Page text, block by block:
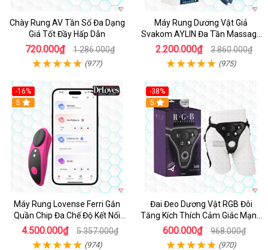
Chày Rung AV Tần Số Đa Dạng
Giá Tốt Đầy Hấp Dẫn
720.000₫ 1.286.000₫
(977)
Máy Rung Dương Vật Giả
Svakom AYLIN Đa Tần Massage
Sướng
2.200.000₫ 3.860.000₫
(975)
-16%
Hot
5
Máy Rung Lovense Ferri Gắn
Quần Chip Đa Chế Độ Kết Nối
App
4.500.000₫ 5.357.000₫
(974)
-38%
Hot
5
Đai Đeo Dương Vật RGB Đôi
Tăng Kích Thích Cảm Giác Mạnh
Mẽ
600.000₫ 968.000₫
(970)